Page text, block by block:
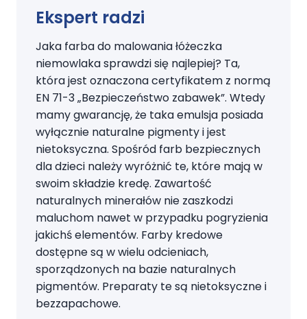
Ekspert radzi
Jaka farba do malowania łóżeczka
niemowlaka sprawdzi się najlepiej? Ta,
która jest oznaczona certyfikatem z normą
EN 71-3 „Bezpieczeństwo zabawek”. Wtedy
mamy gwarancję, że taka emulsja posiada
wyłącznie naturalne pigmenty i jest
nietoksyczna. Spośród farb bezpiecznych
dla dzieci należy wyróżnić te, które mają w
swoim składzie kredę. Zawartość
naturalnych minerałów nie zaszkodzi
maluchom nawet w przypadku pogryzienia
jakichś elementów. Farby kredowe
dostępne są w wielu odcieniach,
sporządzonych na bazie naturalnych
pigmentów. Preparaty te są nietoksyczne i
bezzapachowe.